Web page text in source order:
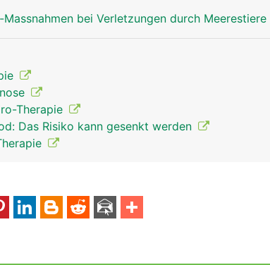
bei Verletzungen durch Meerestiere
Therapie
Das Risiko kann gesenkt werden